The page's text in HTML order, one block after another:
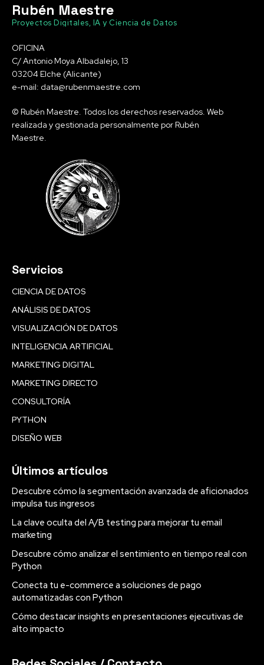
Rubén Maestre
Proyectos Digitales, IA y Ciencia de Datos
OFICINA
C/ Antonio Moya Albadalejo, 13
03204 Elche (Alicante)
e-mail: data@rubenmaestre.com
© Rubén Maestre. Todos los derechos reservados. Web
realizada y gestionada personalmente por Rubén
Maestre.
Servicios
CIENCIA DE DATOS
ANÁLISIS DE DATOS
VISUALIZACIÓN DE DATOS
INTELIGENCIA ARTIFICIAL
MARKETING DIGITAL
MARKETING DIRECTO
CONSULTORÍA
PYTHON
DISEÑO WEB
Últimos artículos
Descubre cómo la segmentación avanzada de aficionados
impulsa tus ingresos
La clave oculta del A/B testing para mejorar tu email
marketing
Descubre cómo analizar el sentimiento en tiempo real con
Python
Conecta tu e-commerce a soluciones de pago
automatizadas con Python
Cómo destacar insights en presentaciones ejecutivas de
alto impacto